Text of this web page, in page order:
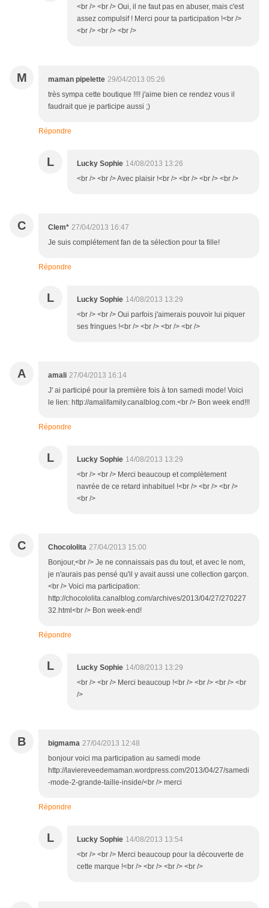
<br /> <br /> Oui, il ne faut pas en abuser, mais c'est
assez compulsif ! Merci pour ta participation !<br />
<br /> <br /> <br />
M maman pipelette 29/04/2013 05:26
très sympa cette boutique !!!! j'aime bien ce rendez vous il
faudrait que je participe aussi ;)
Répondre
L Lucky Sophie 14/08/2013 13:26
<br /> <br /> Avec plaisir !<br /> <br /> <br /> <br />
C Clem* 27/04/2013 16:47
Je suis complétement fan de ta sélection pour ta fille!
Répondre
L Lucky Sophie 14/08/2013 13:29
<br /> <br /> Oui parfois j'aimerais pouvoir lui piquer
ses fringues !<br /> <br /> <br /> <br />
A amali 27/04/2013 16:14
J' ai participé pour la première fois à ton samedi mode! Voici
le lien: http://amalifamily.canalblog.com.<br /> Bon week end!!!
Répondre
L Lucky Sophie 14/08/2013 13:29
<br /> <br /> Merci beaucoup et complètement
navrée de ce retard inhabituel !<br /> <br /> <br />
<br />
C Chocololita 27/04/2013 15:00
Bonjour,<br /> Je ne connaissais pas du tout, et avec le nom,
je n'aurais pas pensé qu'il y avait aussi une collection garçon.
<br /> Voici ma participation:
http://chocololita.canalblog.com/archives/2013/04/27/270227
32.html<br /> Bon week-end!
Répondre
L Lucky Sophie 14/08/2013 13:29
<br /> <br /> Merci beaucoup !<br /> <br /> <br /> <br
/>
B bigmama 27/04/2013 12:48
bonjour voici ma participation au samedi mode
http://laviereveedemaman.wordpress.com/2013/04/27/samedi
-mode-2-grande-taille-inside/<br /> merci
Répondre
L Lucky Sophie 14/08/2013 13:54
<br /> <br /> Merci beaucoup pour la découverte de
cette marque !<br /> <br /> <br /> <br />